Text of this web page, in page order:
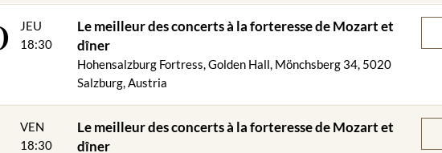
de boeuf aux boulettes
braisée du bétail local sur purée de pommes de terre truffée et légumes de saison
de Salzbourg"
JEU
18:30
Le meilleur des concerts à la forteresse de Mozart et
dîner
Hohensalzburg Fortress, Golden Hall, Mönchsberg 34, 5020
Salzburg, Austria
VEN
18:30
Le meilleur des concerts à la forteresse de Mozart et
dîner